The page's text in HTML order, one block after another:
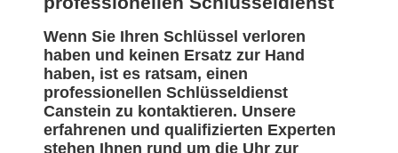
Wenn Sie Ihren Schlüssel verloren
haben und keinen Ersatz zur Hand
haben, ist es ratsam, einen
professionellen Schlüsseldienst
Canstein zu kontaktieren. Unsere
erfahrenen und qualifizierten Experten
stehen Ihnen rund um die Uhr zur